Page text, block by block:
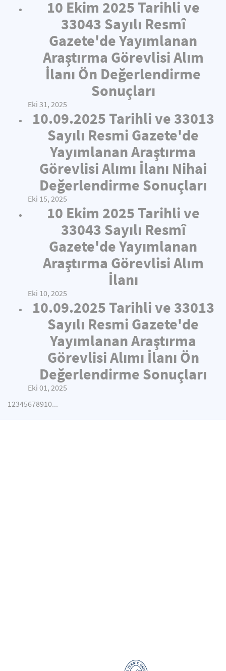
10 Ekim 2025 Tarihli ve
33043 Sayılı Resmî
Gazete'de Yayımlanan
Araştırma Görevlisi Alım
İlanı Ön Değerlendirme
Sonuçları
Eki 31, 2025
10.09.2025 Tarihli ve 33013
Sayılı Resmi Gazete'de
Yayımlanan Araştırma
Görevlisi Alımı İlanı Nihai
Değerlendirme Sonuçları
Eki 15, 2025
10 Ekim 2025 Tarihli ve
33043 Sayılı Resmî
Gazete'de Yayımlanan
Araştırma Görevlisi Alım
İlanı
Eki 10, 2025
10.09.2025 Tarihli ve 33013
Sayılı Resmi Gazete'de
Yayımlanan Araştırma
Görevlisi Alımı İlanı Ön
Değerlendirme Sonuçları
Eki 01, 2025
12345678910...